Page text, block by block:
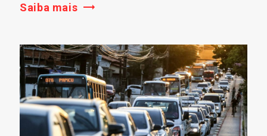
Saiba mais